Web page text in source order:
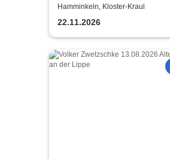
Show
Hamminkeln, Kloster-Kraul
22.11.2026